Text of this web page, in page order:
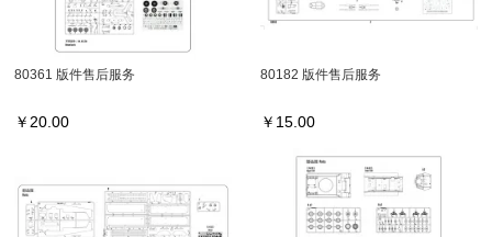
80361 版件售后服务
￥ 20.00
80182 版件售后服务
￥ 15.00